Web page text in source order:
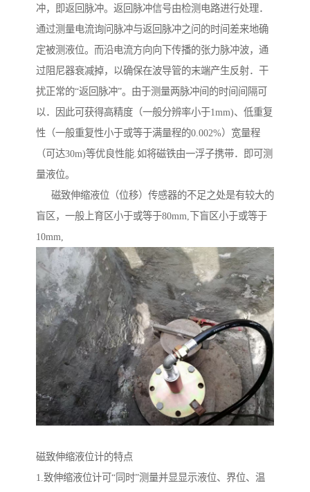
冲，即返回脉冲。返回脉冲信号由检测电路进行处理．
通过测量电流询问脉冲与返回脉冲之问的时间差来地确
定被测液位。而沿电流方向向下传播的张力脉冲波，通
过阻尼器衰减掉，以确保在波导管的末端产生反射．干
扰正常的“返回脉冲”。由于测量两脉冲间的时间间隔可
以．因此可获得高精度（一般分辨率小于1mm)、低重复
性（一般重复性小于或等于满量程的0.002%）宽量程
（可达30m)等优良性能.如将磁铁由一浮子携带．即可测
量液位。
磁致伸缩液位（位移）传感器的不足之处是有较大的
盲区，一般上育区小于或等于80mm,下盲区小于或等于
10mm,
磁致伸缩液位计的特点
1.致伸缩液位计可“同时”测量并显显示液位、界位、温